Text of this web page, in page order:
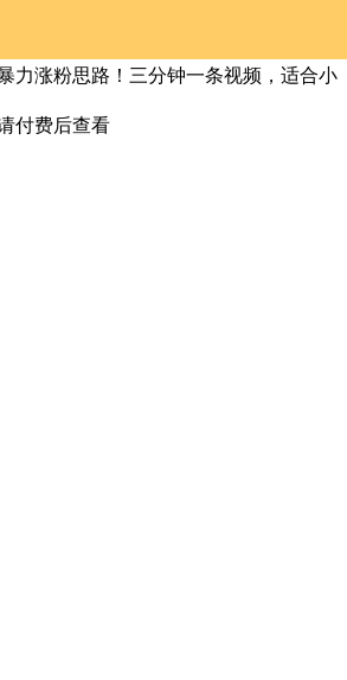
力涨粉思路！三分钟一条视频，适合小
付费后查看